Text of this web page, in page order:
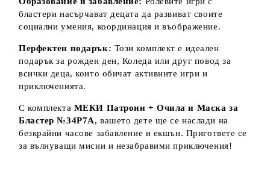
бластери насърчават децата да развиват своите
социални умения, координация и въображение.
Перфектен подарък: Този комплект е идеален
подарък за рожден ден, Коледа или друг повод за
всички деца, които обичат активните игри и
приключенията.
С комплекта МЕКИ Патрони + Очила и Маска за
Бластер №34Р7А, вашето дете ще се наслади на
безкрайни часове забавление и екшън. Пригответе се
за вълнуващи мисии и незабравими приключения!